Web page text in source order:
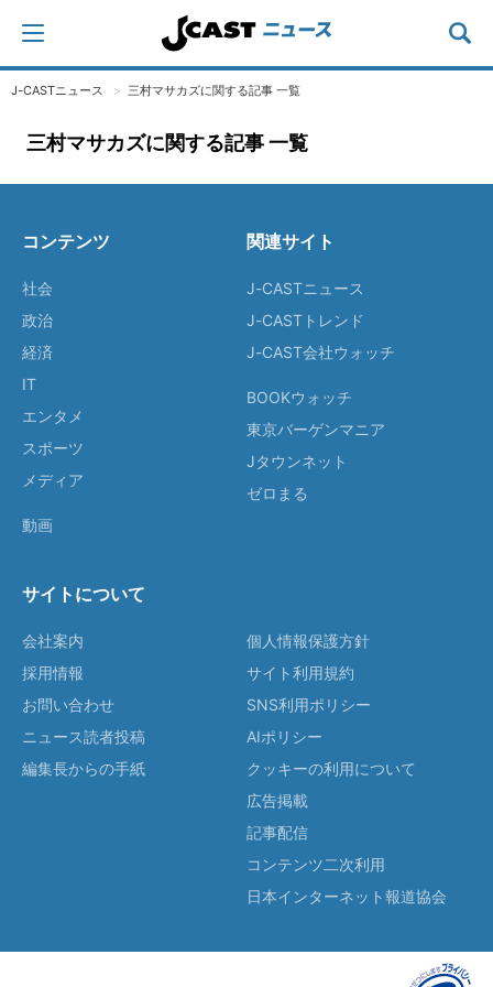
J-CASTニュース 三村マサカズに関する記事 一覧
三村マサカズに関する記事 一覧
コンテンツ
社会
政治
経済
IT
エンタメ
スポーツ
メディア
動画
関連サイト
J-CASTニュース
J-CASTトレンド
J-CAST会社ウォッチ
BOOKウォッチ
東京バーゲンマニア
Jタウンネット
ゼロまる
サイトについて
会社案内
採用情報
お問い合わせ
ニュース読者投稿
編集長からの手紙
個人情報保護方針
サイト利用規約
SNS利用ポリシー
AIポリシー
クッキーの利用について
広告掲載
記事配信
コンテンツ二次利用
日本インターネット報道協会